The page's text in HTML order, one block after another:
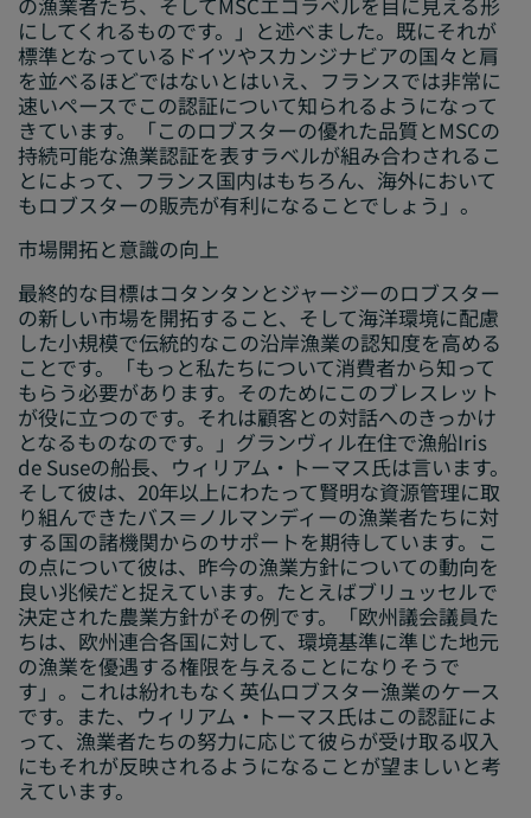
にしてくれるものです。」と述べました。既にそれが
標準となっているドイツやスカンジナビアの国々と肩
を並べるほどではないとはいえ、フランスでは非常に
速いペースでこの認証について知られるようになって
きています。「このロブスターの優れた品質とMSCの
持続可能な漁業認証を表すラベルが組み合わされるこ
とによって、フランス国内はもちろん、海外において
もロブスターの販売が有利になることでしょう」。
市場開拓と意識の向上
最終的な目標はコタンタンとジャージーのロブスター
の新しい市場を開拓すること、そして海洋環境に配慮
した小規模で伝統的なこの沿岸漁業の認知度を高める
ことです。「もっと私たちについて消費者から知って
もらう必要があります。そのためにこのブレスレット
が役に立つのです。それは顧客との対話へのきっかけ
となるものなのです。」グランヴィル在住で漁船Iris
de Suseの船長、ウィリアム・トーマス氏は言います。
そして彼は、20年以上にわたって賢明な資源管理に取
り組んできたバス＝ノルマンディーの漁業者たちに対
する国の諸機関からのサポートを期待しています。こ
の点について彼は、昨今の漁業方針についての動向を
良い兆候だと捉えています。たとえばブリュッセルで
決定された農業方針がその例です。「欧州議会議員た
ちは、欧州連合各国に対して、環境基準に準じた地元
の漁業を優遇する権限を与えることになりそうで
す」。これは紛れもなく英仏ロブスター漁業のケース
です。また、ウィリアム・トーマス氏はこの認証によ
って、漁業者たちの努力に応じて彼らが受け取る収入
にもそれが反映されるようになることが望ましいと考
えています。